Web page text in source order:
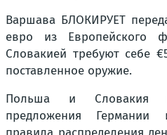
Варшава БЛОКИРУЕТ
евро из Европейского
Словакией требуют себе
поставленное оружие.
Польша и Словакия
предложения